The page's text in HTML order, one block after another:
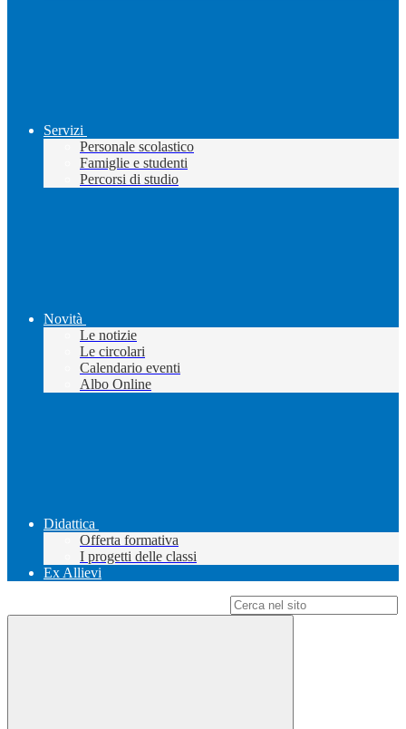
Servizi
Personale scolastico
Famiglie e studenti
Percorsi di studio
Novità
Le notizie
Le circolari
Calendario eventi
Albo Online
Didattica
Offerta formativa
I progetti delle classi
Ex Allievi